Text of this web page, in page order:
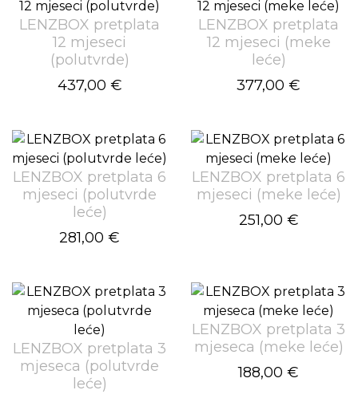
LENZBOX pretplata
12 mjeseci
(polutvrde)
437,00 €
LENZBOX pretplata
12 mjeseci (meke
leće)
377,00 €
LENZBOX pretplata 6
mjeseci (polutvrde
leće)
281,00 €
LENZBOX pretplata 6
mjeseci (meke leće)
251,00 €
LENZBOX pretplata 3
mjeseca (polutvrde
leće)
LENZBOX pretplata 3
mjeseca (meke leće)
188,00 €